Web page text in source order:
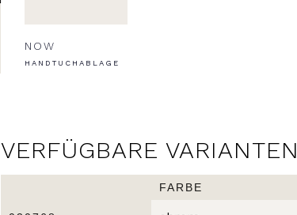
NOW
HANDTUCHABLAGE
VERFÜGBARE VARIANTEN
FARBE